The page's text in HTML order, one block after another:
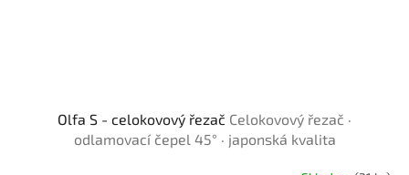
Olfa S - celokovový řezač Celokovový řezač ·
odlamovací čepel 45° · japonská kvalita